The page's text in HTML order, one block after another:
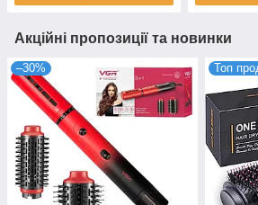
Акційні пропозиції та новинки
–30% Топ